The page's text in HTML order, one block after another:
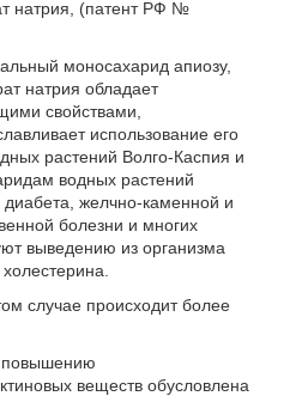
натрия, (патент РФ №
моносахарид апиозу,
натрия обладает
свойствами,
использование его
растений Волго-Каспия и
водных растений
диабета, желчно-каменной и
болезни и многих
выведению из организма
случае происходит более
повышению
веществ обусловлена